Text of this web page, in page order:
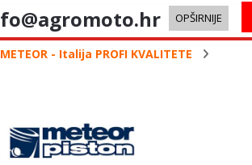
OPŠIRNIJE
- Italija PROFI KVALITETE